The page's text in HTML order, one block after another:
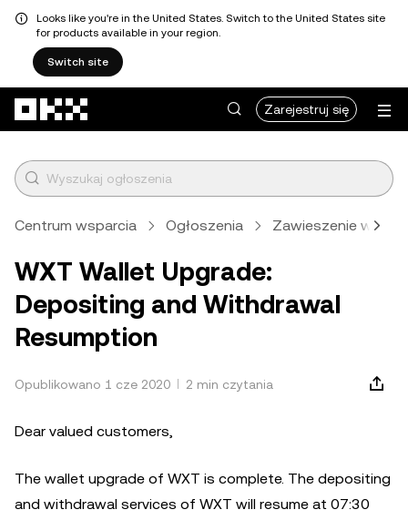
Looks like you're in the United States. Switch to the United States site
for products available in your region.
Switch site
Zarejestruj się
Centrum wsparcia Ogłoszenia Zawieszenie
WXT Wallet Upgrade:
Depositing and Withdrawal
Resumption
Opublikowano 1 cze 2020 2 min czytania
Dear valued customers,
The wallet upgrade of WXT is complete. The depositing
and withdrawal services of WXT will resume at 07:30